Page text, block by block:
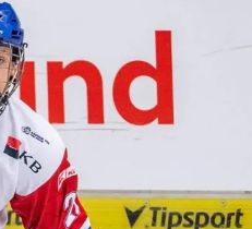
Motorsport
Olympijské hry
Parasport
Plavání